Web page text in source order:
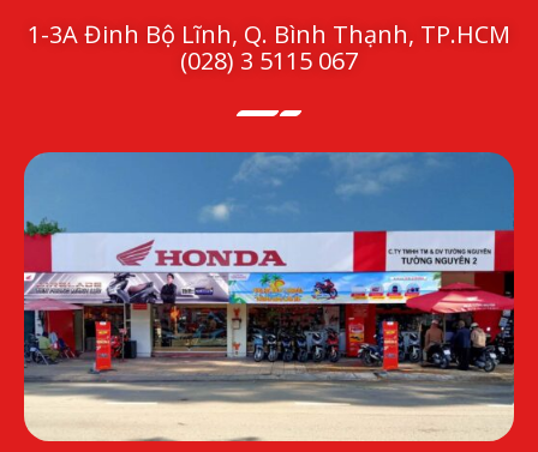
1-3A Đinh Bộ Lĩnh, Q. Bình Thạnh, TP.HCM
(028) 3 5115 067